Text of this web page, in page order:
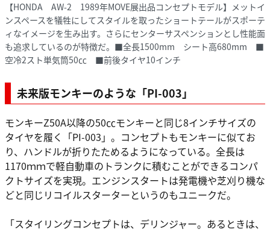
【HONDA AW-2 1989年MOVE展出品コンセプトモデル】メットイ
ンスペースを犠牲にしてスタイルを取ったショートテールがスポーテ
ィなイメージを生み出す。さらにセンターサスペンションとし性能面
も追求しているのが特徴だ。■全長1500mm シート高680mm ■
空冷2スト単気筒50㏄ ■前後タイヤ10インチ
未来版モンキーのような「PI-003」
モンキーZ50A以降の50㏄モンキーと同じ8インチサイズの
タイヤを履く「PI-003」。コンセプトもモンキーに似てお
り、ハンドルが折りたためるようになっている。全長は
1170ｍｍで軽自動車のトランクに積むことができるコンパ
クトサイズを実現。エンジンスタートは発電機や芝刈り機な
どと同じリコイルスターターというのもユニークだ。
「スタイリングコンセプトは、デリンジャー。あるときは、